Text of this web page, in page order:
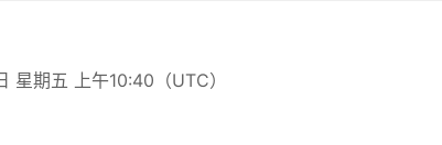
星期五 上午10:40（UTC）